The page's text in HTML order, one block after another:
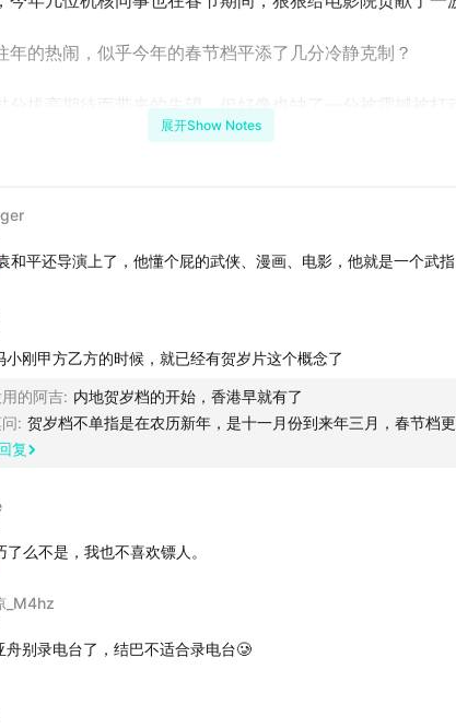
年的热闹，似乎今年的春节档平添了几分冷静克制？
分拔高期待而带来的失望，但好像也缺了一分被震撼被打
们眼中2026年的春节档，它依然能带给我们一份稳定的精
文时间轴：
展开Show Notes
和平还导演上了，他懂个屁的武侠、漫画、电影，他就是一个武指
小刚甲方乙方的时候，就已经有贺岁片这个概念了
的阿吉: 内地贺岁档的开始，香港早就有了
: 贺岁档不单指是在农历新年，是十一月份到来年三月，春节档
复
了么不是，我也不喜欢镖人。
_M4hz
舟别录电台了，结巴不适合录电台🥲